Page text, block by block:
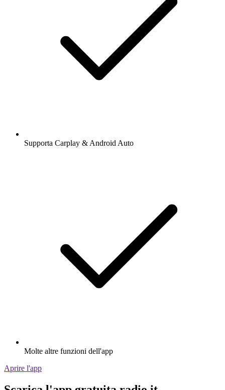
Supporta Carplay & Android Auto
Molte altre funzioni dell'app
Aprire l'app